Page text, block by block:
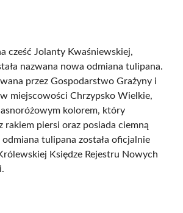
cześć Jolanty Kwaśniewskiej,
nazwana nowa odmiana tulipana.
przez Gospodarstwo Grażyny i
miejscowości Chrzypsko Wielkie,
kolorem, który
rakiem piersi oraz posiada ciemną
odmiana tulipana została oficjalnie
Księdze Rejestru Nowych